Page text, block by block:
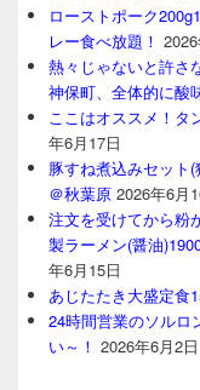
ローストポーク
レー食べ放題！
熱々じゃないと許さ
神保町、全体的に酸
ここはオススメ！タ
年6月17日
豚すね煮込みセット
＠秋葉原 2026年6月
注文を受けてから粉
製ラーメン(醤油
年6月15日
あじたたき大盛定食
24時間営業のソルロ
い～！ 2026年6月2日